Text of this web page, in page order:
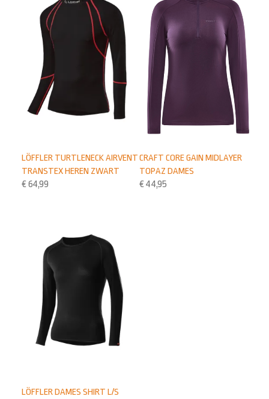
CRAFT CORE GAIN MIDLAYER
TOPAZ DAMES
€ 44,95
LÖFFLER TURTLENECK AIRVENT
TRANSTEX HEREN ZWART
€ 64,99
LÖFFLER DAMES SHIRT L/S